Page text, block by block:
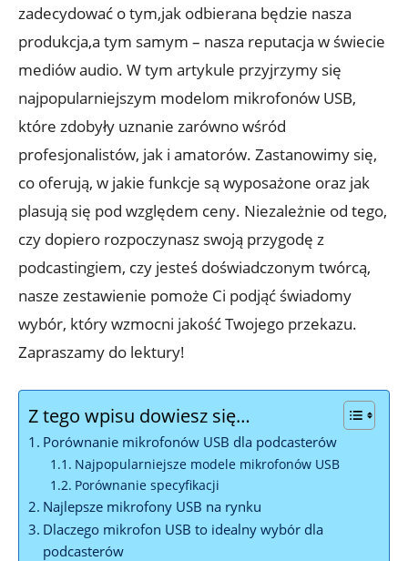
zadecydować o tym,jak odbierana będzie nasza
produkcja,a tym samym – nasza reputacja w świecie
mediów audio. W tym artykule przyjrzymy się
najpopularniejszym modelom mikrofonów USB,
które zdobyły uznanie zarówno wśród
profesjonalistów, jak i amatorów. Zastanowimy się,
co oferują, w jakie funkcje są wyposażone oraz jak
plasują się pod względem ceny. Niezależnie od tego,
czy dopiero rozpoczynasz swoją przygodę z
podcastingiem, czy jesteś doświadczonym twórcą,
nasze zestawienie pomoże Ci podjąć świadomy
wybór, który wzmocni jakość Twojego przekazu.
Zapraszamy do lektury!
Z tego wpisu dowiesz się…
Porównanie mikrofonów USB dla podcasterów
Najpopularniejsze modele mikrofonów USB
Porównanie specyfikacji
Najlepsze mikrofony USB na rynku
Dlaczego mikrofon USB to idealny wybór dla
podcasterów